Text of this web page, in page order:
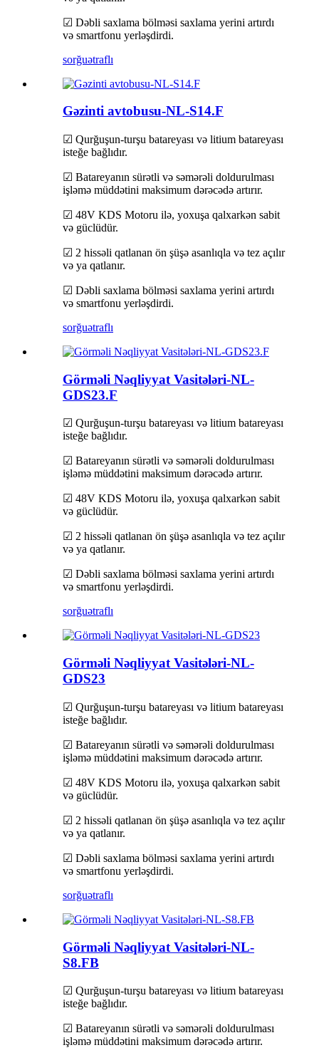
☑ Dəbli saxlama bölməsi saxlama yerini artırdı
və smartfonu yerləşdirdi.
sorğuətraflı
Gəzinti avtobusu-NL-S14.F
☑ Qurğuşun-turşu batareyası və litium batareyası
isteğe bağlıdır.
☑ Batareyanın sürətli və səmərəli doldurulması
işləmə müddətini maksimum dərəcədə artırır.
☑ 48V KDS Motoru ilə, yoxuşa qalxarkən sabit
və güclüdür.
☑ 2 hissəli qatlanan ön şüşə asanlıqla və tez açılır
və ya qatlanır.
☑ Dəbli saxlama bölməsi saxlama yerini artırdı
və smartfonu yerləşdirdi.
sorğuətraflı
Görməli Nəqliyyat Vasitələri-NL-
GDS23.F
☑ Qurğuşun-turşu batareyası və litium batareyası
isteğe bağlıdır.
☑ Batareyanın sürətli və səmərəli doldurulması
işləmə müddətini maksimum dərəcədə artırır.
☑ 48V KDS Motoru ilə, yoxuşa qalxarkən sabit
və güclüdür.
☑ 2 hissəli qatlanan ön şüşə asanlıqla və tez açılır
və ya qatlanır.
☑ Dəbli saxlama bölməsi saxlama yerini artırdı
və smartfonu yerləşdirdi.
sorğuətraflı
Görməli Nəqliyyat Vasitələri-NL-
GDS23
☑ Qurğuşun-turşu batareyası və litium batareyası
isteğe bağlıdır.
☑ Batareyanın sürətli və səmərəli doldurulması
işləmə müddətini maksimum dərəcədə artırır.
☑ 48V KDS Motoru ilə, yoxuşa qalxarkən sabit
və güclüdür.
☑ 2 hissəli qatlanan ön şüşə asanlıqla və tez açılır
və ya qatlanır.
☑ Dəbli saxlama bölməsi saxlama yerini artırdı
və smartfonu yerləşdirdi.
sorğuətraflı
Görməli Nəqliyyat Vasitələri-NL-
S8.FB
☑ Qurğuşun-turşu batareyası və litium batareyası
isteğe bağlıdır.
☑ Batareyanın sürətli və səmərəli doldurulması
işləmə müddətini maksimum dərəcədə artırır.